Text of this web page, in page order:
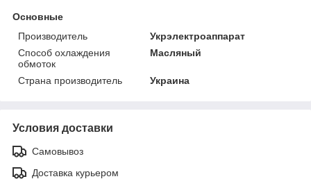
Основные
Производитель
Укрэлектроаппарат
Способ охлаждения
обмоток
Масляный
Страна производитель Украина
Условия доставки
Самовывоз
Доставка курьером